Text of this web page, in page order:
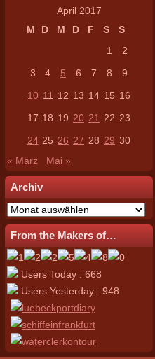
April 2017
M
D M D F S
S
1
2
3
4 5 6 7 8
9
10 11 12 13 14 15 16
17 18 19 20 21 22 23
24 25 26 27 28 29 30
« März
Mai »
Archiv
Archiv
From the Makers of…
Users Today : 668
Users Yesterday : 948